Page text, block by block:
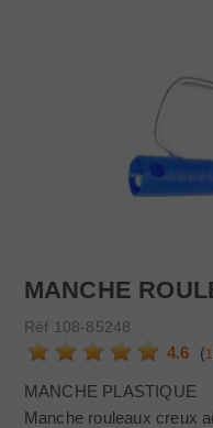
MANCHE
Réf 108-85248
4.6 (
MANCHE PLASTIQUE
Manche rouleaux creux